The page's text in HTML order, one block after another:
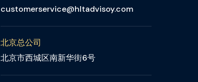
customerservice@hltadvisoy.com
北京总公司
北京市西城区南新华街6号